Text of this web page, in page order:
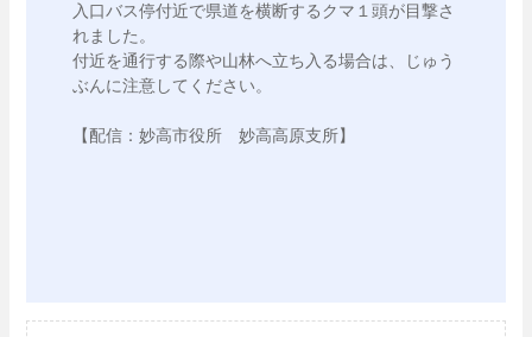
入口バス停付近で県道を横断するクマ１頭が目撃さ
れました。
付近を通行する際や山林へ立ち入る場合は、じゅう
ぶんに注意してください。
【配信：妙高市役所　妙高高原支所】